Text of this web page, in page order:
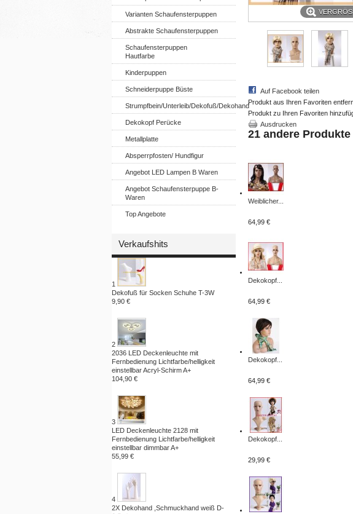
Varianten Schaufensterpuppen
Abstrakte Schaufensterpuppen
Schaufensterpuppen
Hautfarbe
Kinderpuppen
Schneiderpuppe Büste
Strumpfbein/Unterleib/Dekofuß/Dekohand
Dekokopf Perücke
Metallplatte
Absperrpfosten/ Hundfigur
Angebot LED Lampen B Waren
Angebot Schaufensterpuppe B-
Waren
Top Angebote
Verkaufshits
1
Dekofuß für Socken Schuhe T-3W
9,90 €
2
2036 LED Deckenleuchte mit
Fernbedienung Lichtfarbe/helligkeit
einstellbar Acryl-Schirm A+
104,90 €
3
LED Deckenleuchte 2128 mit
Fernbedienung Lichtfarbe/helligkeit
einstellbar dimmbar A+
55,99 €
4
2X Dekohand ,Schmuckhand weiß D-
Auf Facebook teilen
Produkt aus Ihren Favoriten
Produkt zu Ihren Favoriten
Ausdrucken
21 andere
Weiblicher...
64,99 €
Dekokopf...
64,99 €
Dekokopf...
64,99 €
Dekokopf...
29,99 €